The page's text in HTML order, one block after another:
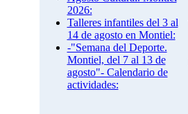
2026:
Talleres infantiles del 3 al
14 de agosto en Montiel:
-"Semana del Deporte.
Montiel, del 7 al 13 de
agosto"- Calendario de
actividades: